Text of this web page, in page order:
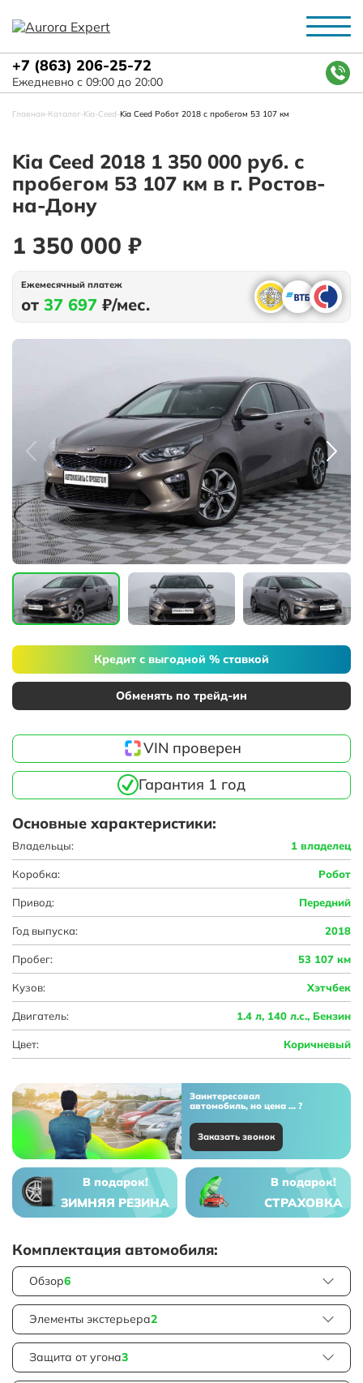
+7 (863) 206-25-72
Ежедневно с 09:00 до 20:00
Главная-Каталог-Kia-Ceed-Kia Ceed Робот 2018 с пробегом 53 107 км
Kia Ceed 2018 1 350 000 руб. с
пробегом 53 107 км в г. Ростов-
на-Дону
1 350 000 ₽
Ежемесячный платеж
от 37 697 ₽/мес.
Кредит с выгодной % ставкой
Обменять по трейд-ин
VIN проверен
Гарантия 1 год
Основные характеристики:
Владельцы: 1 владелец
Коробка: Робот
Привод: Передний
Год выпуска: 2018
Пробег: 53 107 км
Кузов: Хэтчбек
Двигатель: 1.4 л, 140 л.с., Бензин
Цвет: Коричневый
Заинтересовал
автомобиль, но цена ... ?
Заказать звонок
В подарок!
ЗИМНЯЯ РЕЗИНА
В подарок!
СТРАХОВКА
Комплектация автомобиля:
Обзор6
Элементы экстерьера2
Защита от угона3